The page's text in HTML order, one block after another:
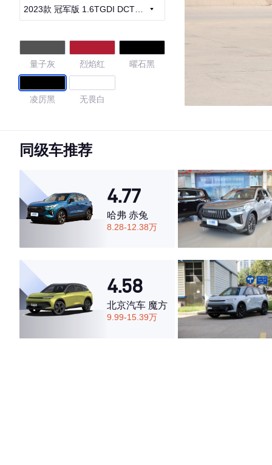
2023款 冠军版 1.6TGDI DCT非
量子灰 烈焰红 曜石黑
凌厉黑 无畏白
4.59
·外观表现一般，低于86%同级车
·内饰表现一般，低于55%同级车
·空间表现一般，低于68%同级车
同级车推荐
4.77
哈弗 赤兔
8.28-12.38万
4.58
北京汽车 魔方
9.99-15.39万